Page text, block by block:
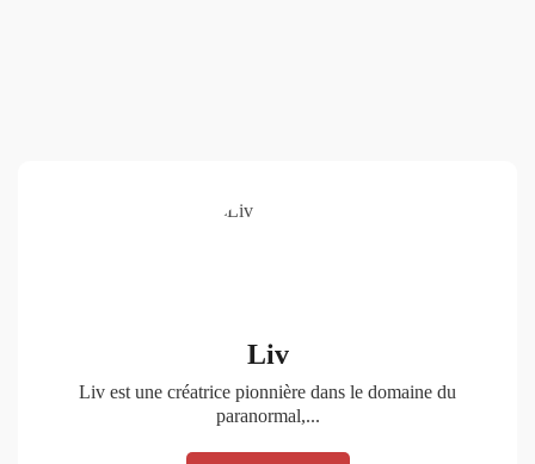
Liv
Liv est une créatrice pionnière dans le domaine du
paranormal,...